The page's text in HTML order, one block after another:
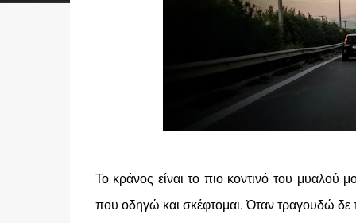
Το κράνος είναι το πιο κοντινό του μυαλού
που οδηγώ και σκέφτομαι. Όταν τραγουδώ δε